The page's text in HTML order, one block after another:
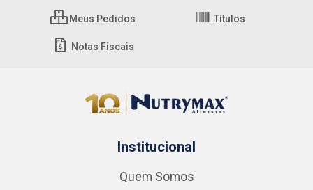
Meus Pedidos Títulos
Notas Fiscais
Institucional
Quem Somos